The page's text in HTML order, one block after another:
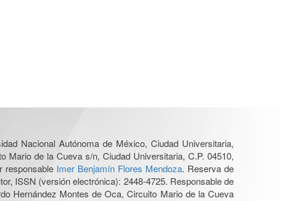
Nacional Autónoma de México, Ciudad Universitaria,
Mario de la Cueva s/n, Ciudad Universitaria, C.P. 04510,
responsable Imer Benjamín Flores Mendoza. Reserva de
ISSN (versión electrónica): 2448-4725. Responsable de
Hernández Montes de Oca, Circuito Mario de la Cueva